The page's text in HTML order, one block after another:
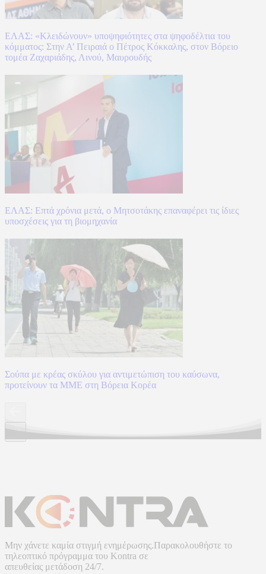
ΕΛΑΣ: «Κλειδώνουν» υποψηφιότητες στα ψηφοδέλτια του
κόμματος: Στην Α’ Πειραιά ο Πέτρος Κόκκαλης, στον Βόρειο
τομέα Ζαχαριάδης, Λινού, Μαυρουδής
ΕΛΑΣ: Επτά χρόνια μετά, ο Μητσοτάκης επαναφέρει τις ίδιες
υποσχέσεις για τη βιομηχανία
Σούπα με κρέας σκύλου για αντιμετώπιση του καύσωνα,
προτείνουν τα ΜΜΕ στη Βόρεια Κορέα
Μην χάνετε καμία στιγμή ενημέρωσης.Παρακολουθήστε το
τηλεοπτικό πρόγραμμα του Kontra σε
απευθείας μετάδοση 24/7.